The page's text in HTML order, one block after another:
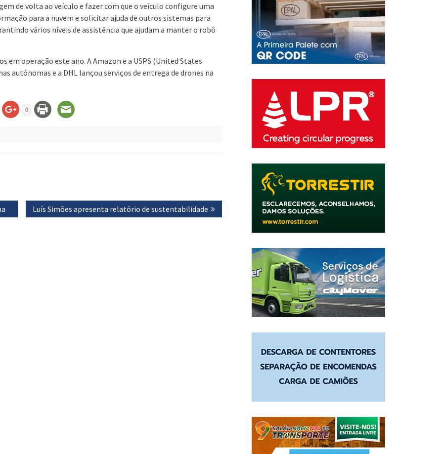
de volta ao veículo e fazer com que o veículo configure uma
para a nuvem e solicitar ajuda de outros sistemas para
vários níveis de assistência que ajudam a manter o robô
operação este ano. A Amazon e a USPS (United States
autónomas e a DHL lançou serviços de entrega de drones na
0
Next
post:
Luís Simões apresenta relatório de sustentabilidade